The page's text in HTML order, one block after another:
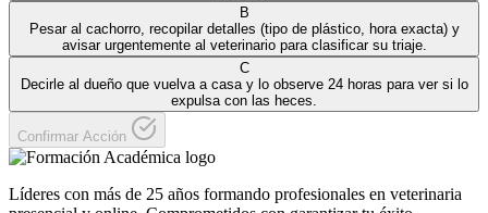
B
Pesar al cachorro, recopilar detalles (tipo de plástico, hora exacta) y
avisar urgentemente al veterinario para clasificar su triaje.
C
Decirle al dueño que vuelva a casa y lo observe 24 horas para ver si lo
expulsa con las heces.
Confirmar Acción
Líderes con más de 25 años formando profesionales en veterinaria